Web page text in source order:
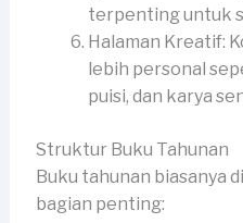
terpenting untuk
Halaman Kreatif:
lebih personal
puisi, dan karya
Struktur Buku Tahunan
Buku tahunan biasanya
bagian penting: